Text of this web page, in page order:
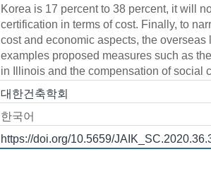
Korea is 17 percent to 38 percent, it will
certification in terms of cost. Finally, to
cost and economic aspects, the
examples proposed measures such as
in Illinois and the compensation of social
대한건축학회
한국어
https://doi.org/10.5659/